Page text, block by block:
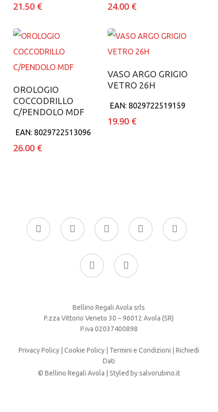
21.50 € 24.00 €
Aggiungi al carrello
OROLOGIO
COCCODRILLO
C/PENDOLO MDF
EAN: 8029722513096
26.00 €
Aggiungi al carrello
VASO ARGO GRIGIO
VETRO 26H
EAN: 8029722519159
19.90 €
facebook
google-
plus
instagram whatsapp tiktok
phone email
Bellino Regali Avola srls
P.zza Vittorio Veneto 30 – 96012 Avola (SR)
P.iva 02037400898
Privacy Policy |Cookie Policy Termini e Condizioni |Richiedi
Dati
© Bellino Regali Avola | Styled bysalvorubino.it